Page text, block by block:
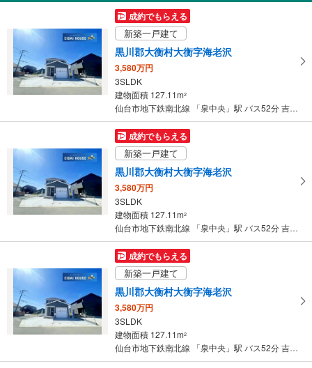
ー
ジ
に
保
存
成約でもらえる
新築一戸建て
黒川郡大衡村大衡字海老沢
3,580万円
3SLDK
建物面積 127.11m2
仙台市地下鉄南北線 「泉中央」駅 バス52分 吉岡志田町 バス停下車 徒歩10分
成約でもらえる
新築一戸建て
黒川郡大衡村大衡字海老沢
3,580万円
3SLDK
建物面積 127.11m2
仙台市地下鉄南北線 「泉中央」駅 バス52分 吉岡志田町 バス停下車 徒歩10分
成約でもらえる
新築一戸建て
黒川郡大衡村大衡字海老沢
3,580万円
3SLDK
建物面積 127.11m2
仙台市地下鉄南北線 「泉中央」駅 バス52分 吉岡志田町 バス停下車 徒歩10分